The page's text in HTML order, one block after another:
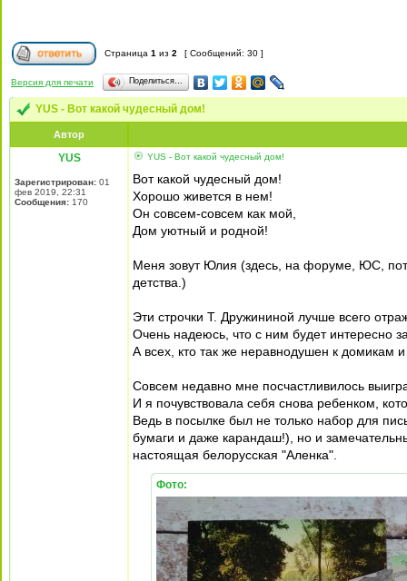
Страница 1 из 2 [ Сообщений: 30 ]
Версия для печати Поделиться…
YUS - Вот какой чудесный дом!
Автор
YUS
Зарегистрирован: 01
фев 2019, 22:31
Сообщения: 170
YUS - Вот какой чудесный дом!
Вот какой чудесный дом!
Хорошо живется в нем!
Он совсем-совсем как мой,
Дом уютный и родной!
Меня зовут Юлия (здесь, на форуме, ЮС,
детства.)
Эти строчки Т. Дружининой лучше всего
Очень надеюсь, что с ним будет интересно
А всех, кто так же неравнодушен к домикам
Совсем недавно мне посчастливилось
И я почувствовала себя снова ребенком,
Ведь в посылке был не только набор для
бумаги и даже карандаш!), но и
настоящая белорусская "Аленка".
Фото: